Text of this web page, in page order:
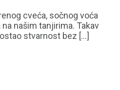
cveća, sočnog voća
našim tanjirima. Takav
stvarnost bez [...]